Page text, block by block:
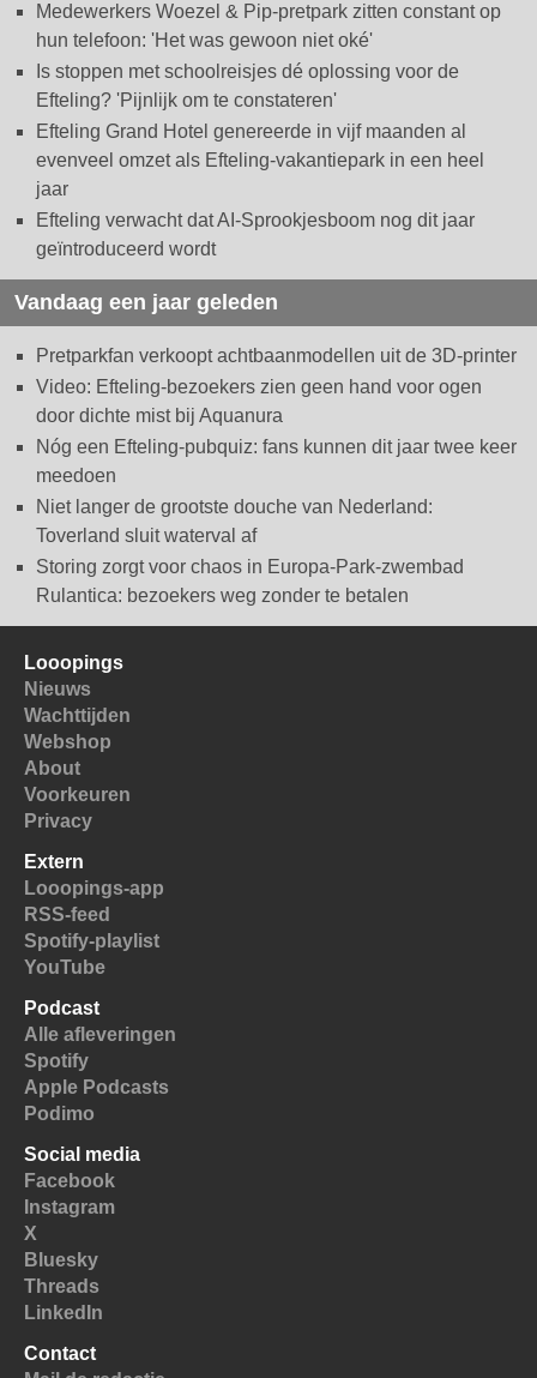
Medewerkers Woezel & Pip-pretpark zitten constant op
hun telefoon: 'Het was gewoon niet oké'
Is stoppen met schoolreisjes dé oplossing voor de
Efteling? 'Pijnlijk om te constateren'
Efteling Grand Hotel genereerde in vijf maanden al
evenveel omzet als Efteling-vakantiepark in een heel
jaar
Efteling verwacht dat AI-Sprookjesboom nog dit jaar
geïntroduceerd wordt
Vandaag een jaar geleden
Pretparkfan verkoopt achtbaanmodellen uit de 3D-printer
Video: Efteling-bezoekers zien geen hand voor ogen
door dichte mist bij Aquanura
Nóg een Efteling-pubquiz: fans kunnen dit jaar twee keer
meedoen
Niet langer de grootste douche van Nederland:
Toverland sluit waterval af
Storing zorgt voor chaos in Europa-Park-zwembad
Rulantica: bezoekers weg zonder te betalen
Looopings
Nieuws
Wachttijden
Webshop
About
Voorkeuren
Privacy
Extern
Looopings-app
RSS-feed
Spotify-playlist
YouTube
Podcast
Alle afleveringen
Spotify
Apple Podcasts
Podimo
Social media
Facebook
Instagram
X
Bluesky
Threads
LinkedIn
Contact